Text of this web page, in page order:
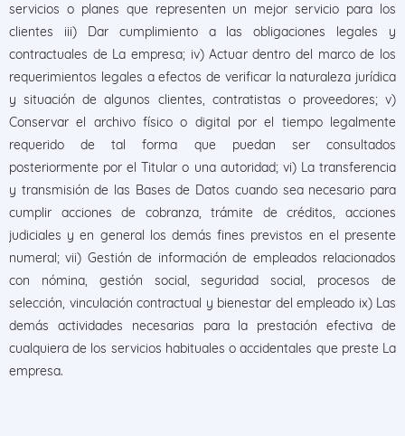
servicios o planes que representen un mejor servicio para los
clientes iii) Dar cumplimiento a las obligaciones legales y
contractuales de La empresa; iv) Actuar dentro del marco de los
requerimientos legales a efectos de verificar la naturaleza jurídica
y situación de algunos clientes, contratistas o proveedores; v)
Conservar el archivo físico o digital por el tiempo legalmente
requerido de tal forma que puedan ser consultados
posteriormente por el Titular o una autoridad; vi) La transferencia
y transmisión de las Bases de Datos cuando sea necesario para
cumplir acciones de cobranza, trámite de créditos, acciones
judiciales y en general los demás fines previstos en el presente
numeral; vii) Gestión de información de empleados relacionados
con nómina, gestión social, seguridad social, procesos de
selección, vinculación contractual y bienestar del empleado ix) Las
demás actividades necesarias para la prestación efectiva de
cualquiera de los servicios habituales o accidentales que preste La
empresa.